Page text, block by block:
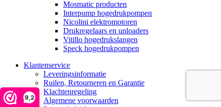
9,2
Mosmatic producten
Interpump hogedrukpompen
Nicolini elektromotoren
Drukregelaars en unloaders
Vitillo hogedrukslangen
Speck hogedrukpompen
Klantenservice
Leveringsinformatie
Ruilen, Retourneren en Garantie
Klachtenregeling
Algemene voorwaarden